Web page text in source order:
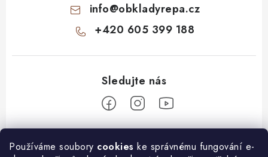
Používáme soubory cookies ke správnému fungování e-
info@obkladyrepa.cz
+420 605 399 188
Z